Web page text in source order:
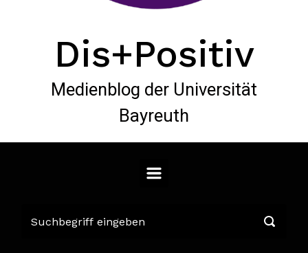
Dis+Positiv
Medienblog der Universität
Bayreuth